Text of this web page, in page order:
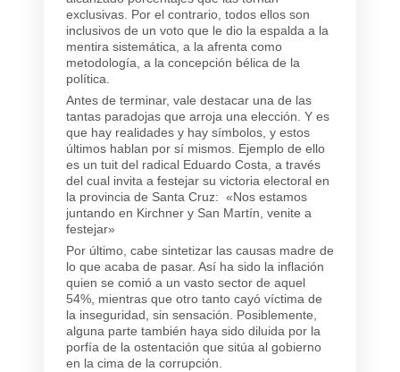
exclusivas. Por el contrario, todos ellos son
inclusivos de un voto que le dio la espalda a la
mentira sistemática, a la afrenta como
metodología, a la concepción bélica de la
política.
Antes de terminar, vale destacar una de las
tantas paradojas que arroja una elección. Y es
que hay realidades y hay símbolos, y estos
últimos hablan por sí mismos. Ejemplo de ello
es un tuit del radical Eduardo Costa, a través
del cual invita a festejar su victoria electoral en
la provincia de Santa Cruz: «Nos estamos
juntando en Kirchner y San Martín, venite a
festejar»
Por último, cabe sintetizar las causas madre de
lo que acaba de pasar. Así ha sido la inflación
quien se comió a un vasto sector de aquel
54%, mientras que otro tanto cayó víctima de
la inseguridad, sin sensación. Posiblemente,
alguna parte también haya sido diluida por la
porfía de la ostentación que sitúa al gobierno
en la cima de la corrupción.